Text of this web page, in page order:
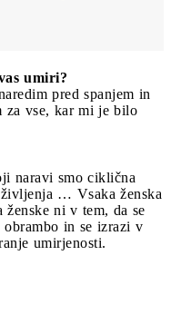
umiri?
pred spanjem in
za vse, kar mi je bilo
naravi smo ciklična
… Vsaka ženska
ni v tem, da se
in se izrazi v
umirjenosti.